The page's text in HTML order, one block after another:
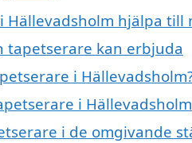
Hällevadsholm hjälpa till
tapetserare kan erbjuda
i
i Hällevadsholm
i de omgivande